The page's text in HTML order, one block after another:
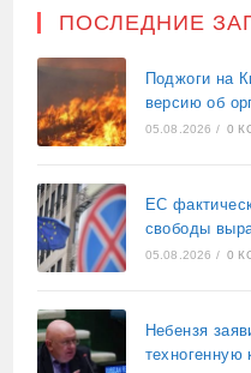
ПОСЛЕДНИЕ
Поджоги на
версию об
05.08.2026 / 0
ЕС
свободы
05.08.2026 / 0
Небензя
техногенную